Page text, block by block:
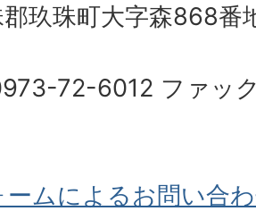
玖珠町大字森868番
72-6012 ファッ
ームによるお問い合